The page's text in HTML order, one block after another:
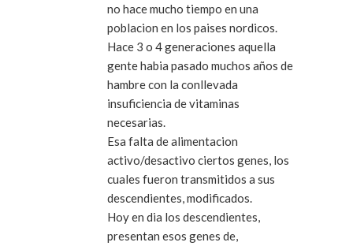
no hace mucho tiempo en una
poblacion en los paises nordicos.
Hace 3 o 4 generaciones aquella
gente habia pasado muchos años de
hambre con la conllevada
insuficiencia de vitaminas
necesarias.
Esa falta de alimentacion
activo/desactivo ciertos genes, los
cuales fueron transmitidos a sus
descendientes, modificados.
Hoy en dia los descendientes,
presentan esos genes de,